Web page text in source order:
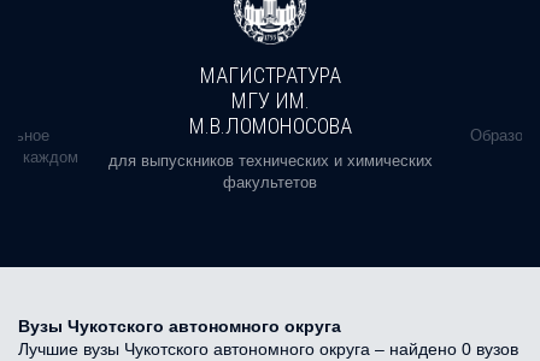
в каждом
МАГИСТРАТУРА
МГУ ИМ.
М.В.ЛОМОНОСОВА
для выпускников технических и химических
факультетов
Вузы Чукотского автономного округа
Лучшие вузы Чукотского автономного округа – найдено 0 вузов